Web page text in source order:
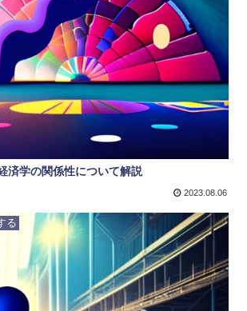
済学の関係性について解説
2023.08.06
る